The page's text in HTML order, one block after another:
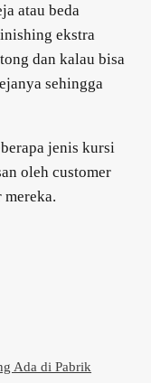
atau beda
ekstra
dan kalau bisa
sehingga
jenis kursi
oleh customer
Ada di Pabrik